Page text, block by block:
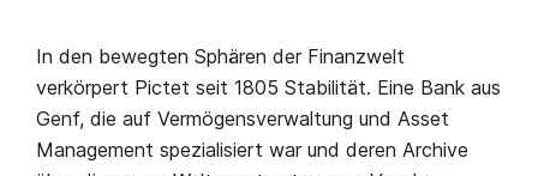
In den bewegten Sphären der Finanzwelt
verkörpert Pictet seit 1805 Stabilität. Eine Bank aus
Genf, die auf Vermögensverwaltung und Asset
Management spezialisiert war und deren Archive